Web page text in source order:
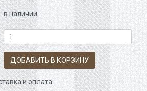
в наличии
ДОБАВИТЬ В КОРЗИНУ
и оплата